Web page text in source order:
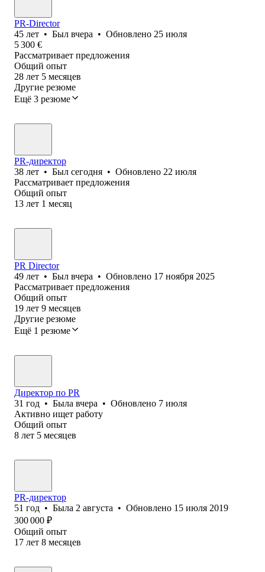
PR-Director
45 лет • Был вчера • Обновлено 25 июля
5 300 €
Рассматривает предложения
Общий опыт
28 лет 5 месяцев
Другие резюме
Ещё 3 резюме
PR-директор
38 лет • Был сегодня • Обновлено 22 июля
Рассматривает предложения
Общий опыт
13 лет 1 месяц
PR Director
49 лет • Был вчера • Обновлено 17 ноября 2025
Рассматривает предложения
Общий опыт
19 лет 9 месяцев
Другие резюме
Ещё 1 резюме
Директор по PR
31 год • Была вчера • Обновлено 7 июля
Активно ищет работу
Общий опыт
8 лет 5 месяцев
PR-директор
51 год • Была 2 августа • Обновлено 15 июля 2019
300 000 ₽
Общий опыт
17 лет 8 месяцев